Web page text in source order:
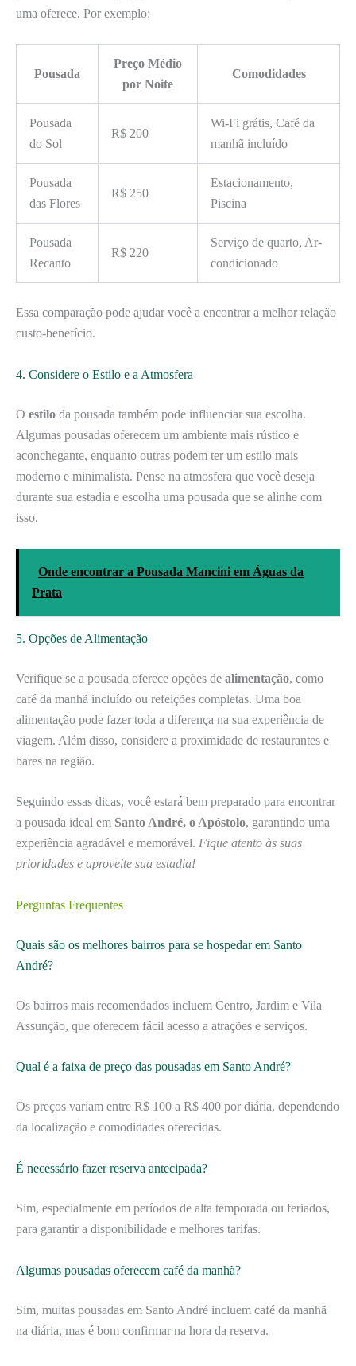
uma oferece. Por exemplo:
Pousada
Preço Médio
por Noite
Comodidades
Pousada
do Sol
R$ 200
Wi-Fi grátis, Café da
manhã incluído
Pousada
das Flores
R$ 250
Estacionamento,
Piscina
Pousada
Recanto
R$ 220
Serviço de quarto, Ar-
condicionado
Essa comparação pode ajudar você a encontrar a melhor relação
custo-benefício.
4. Considere o Estilo e a Atmosfera
O estilo da pousada também pode influenciar sua escolha.
Algumas pousadas oferecem um ambiente mais rústico e
aconchegante, enquanto outras podem ter um estilo mais
moderno e minimalista. Pense na atmosfera que você deseja
durante sua estadia e escolha uma pousada que se alinhe com
isso.
Onde encontrar a Pousada Mancini em Águas da
Prata
5. Opções de Alimentação
Verifique se a pousada oferece opções de alimentação, como
café da manhã incluído ou refeições completas. Uma boa
alimentação pode fazer toda a diferença na sua experiência de
viagem. Além disso, considere a proximidade de restaurantes e
bares na região.
Seguindo essas dicas, você estará bem preparado para encontrar
a pousada ideal em Santo André, o Apóstolo, garantindo uma
experiência agradável e memorável. Fique atento às suas
prioridades e aproveite sua estadia!
Perguntas Frequentes
Quais são os melhores bairros para se hospedar em Santo
André?
Os bairros mais recomendados incluem Centro, Jardim e Vila
Assunção, que oferecem fácil acesso a atrações e serviços.
Qual é a faixa de preço das pousadas em Santo André?
Os preços variam entre R$ 100 a R$ 400 por diária, dependendo
da localização e comodidades oferecidas.
É necessário fazer reserva antecipada?
Sim, especialmente em períodos de alta temporada ou feriados,
para garantir a disponibilidade e melhores tarifas.
Algumas pousadas oferecem café da manhã?
Sim, muitas pousadas em Santo André incluem café da manhã
na diária, mas é bom confirmar na hora da reserva.